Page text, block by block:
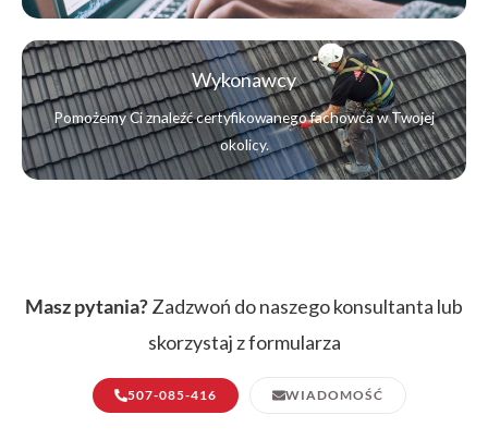
Wykonawcy
Pomożemy Ci znaleźć certyfikowanego fachowca w Twojej
okolicy.
Masz pytania?Zadzwoń do naszego konsultanta lub
skorzystaj z formularza
507-085-416 WIADOMOŚĆ